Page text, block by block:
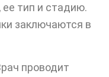
ее тип и стадию.
заключаются в
проводит